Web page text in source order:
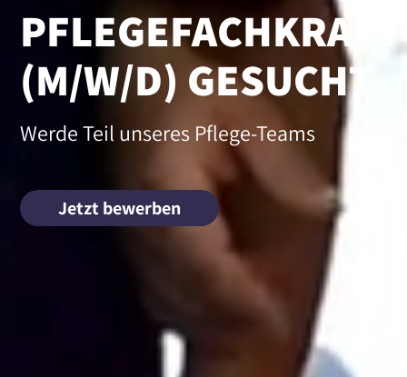
PFLEGEFACHKRAFT
(M/W/D) GESUCHT
Werde Teil unseres Pflege-Teams
Jetzt bewerben